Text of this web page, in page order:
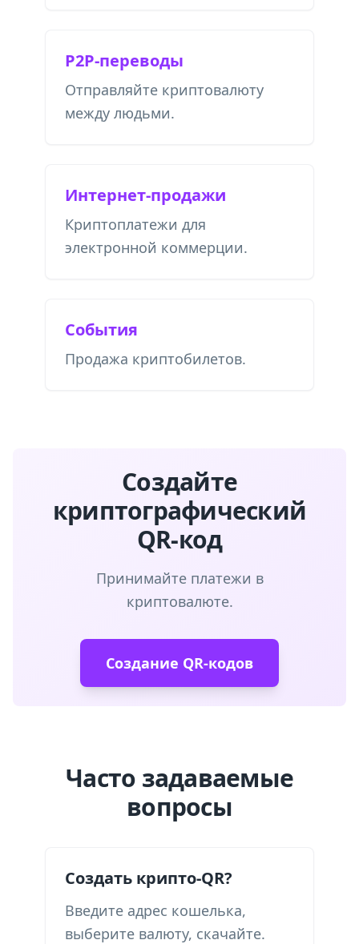
P2P-переводы
Отправляйте криптовалюту
между людьми.
Интернет-продажи
Криптоплатежи для
электронной коммерции.
События
Продажа криптобилетов.
Создайте
криптографический
QR-код
Принимайте платежи в
криптовалюте.
Создание QR-кодов
Часто задаваемые
вопросы
Создать крипто-QR?
Введите адрес кошелька,
выберите валюту, скачайте.